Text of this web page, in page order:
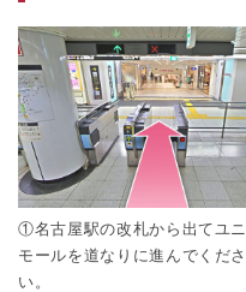
①名古屋駅の改札から出てユニ
モールを道なりに進んでくださ
い。